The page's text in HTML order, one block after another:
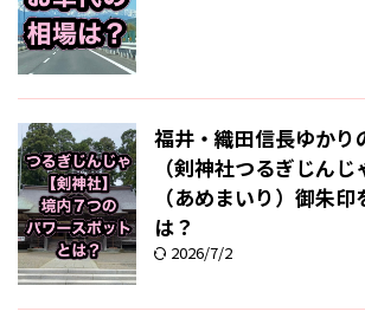
福井・織田信長ゆかり
（剣神社つるぎじん
（あめまいり）御朱
は？
2026/7/2